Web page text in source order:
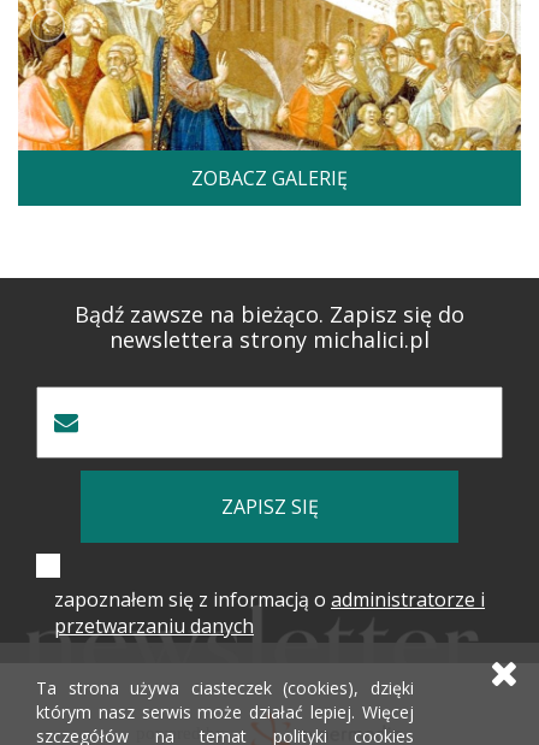
ZOBACZ GALERIĘ
Bądź zawsze na bieżąco. Zapisz się do
newslettera strony michalici.pl
ZAPISZ SIĘ
zapoznałem się z informacją o administratorze i
przetwarzaniu danych
powered by
Ta strona używa ciasteczek (cookies), dzięki
którym nasz serwis może działać lepiej. Więcej
szczegółów na temat polityki cookies